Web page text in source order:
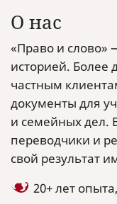
О нас
«Право и слово»
историей. Более
частным
документы для
и семейных дел.
переводчики и
свой результат
20+ лет